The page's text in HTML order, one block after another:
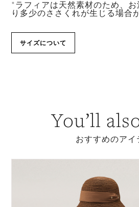
*ラフィアは天然素材のため、お
り多少のささくれが生じる場合
サイズについて
You’ll
おすすめのアイ